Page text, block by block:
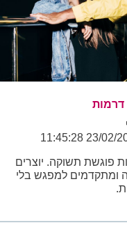
דרמות
פוגשת תשוקה. יוצרים
ומתקדמים למפגש בלי